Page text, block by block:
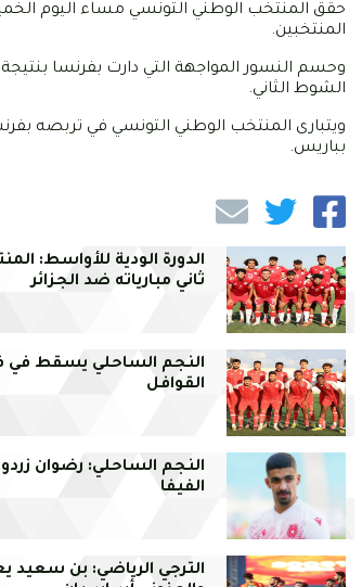
المنتخبين.
الشوط الثاني.
بباريس.
الدورة الودية للأواسط:
ثاني مبارياته ضد الجزائر
النجم الساحلي يسقط في
القوافل
النجم الساحلي: رضوان
الفيفا
الترجي الرياضي: بن